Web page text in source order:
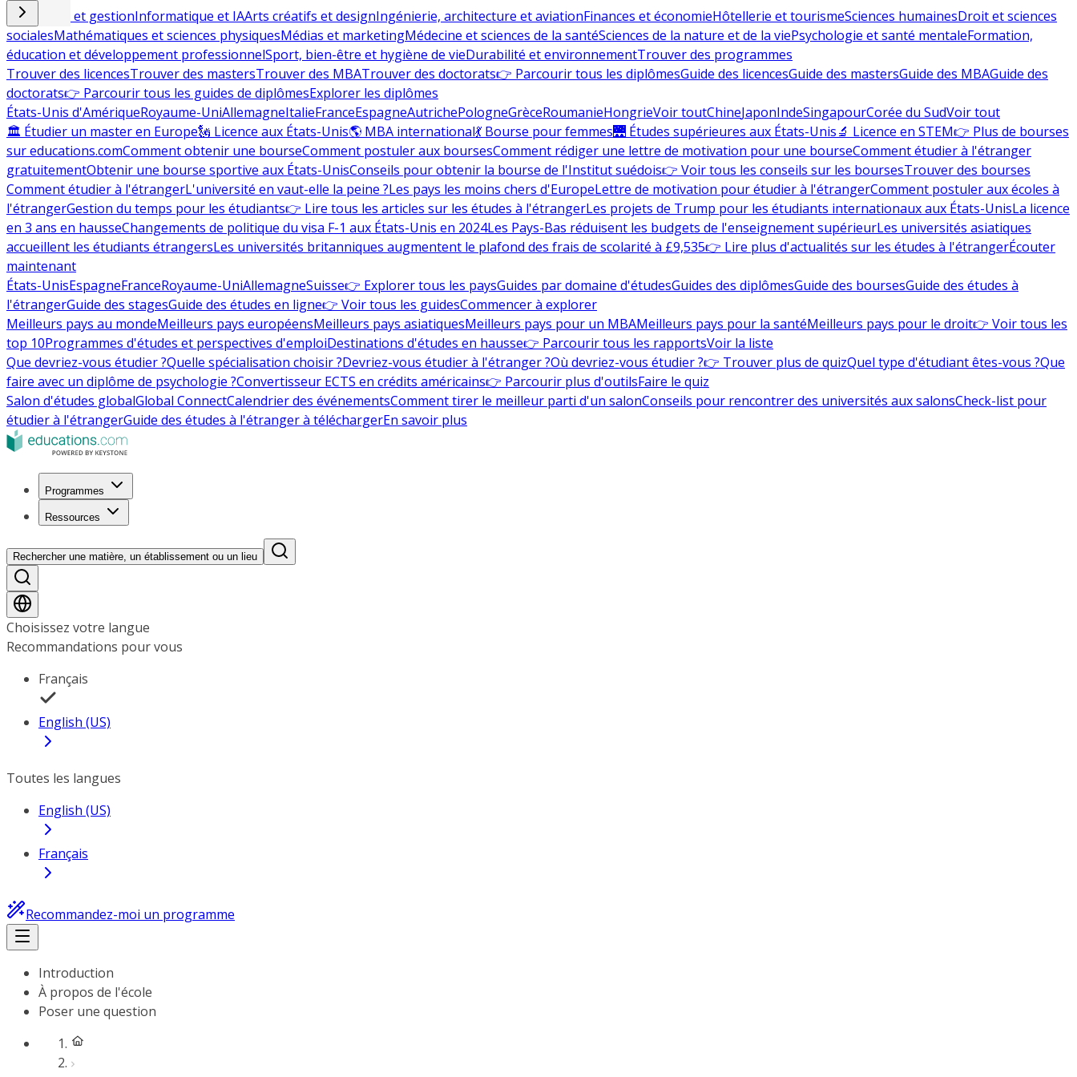
Commerce et gestionInformatique et IAArts créatifs et designIngénierie, architecture et aviationFinances et économieHôtellerie et tourismeSciences humainesDroit et sciences
socialesMathématiques et sciences physiquesMédias et marketingMédecine et sciences de la santéSciences de la nature et de la viePsychologie et santé mentaleFormation,
éducation et développement professionnelSport, bien-être et hygiène de vieDurabilité et environnementTrouver des programmes
Trouver des licencesTrouver des mastersTrouver des MBATrouver des doctorats👉 Parcourir tous les diplômesGuide des licencesGuide des mastersGuide des MBAGuide des
doctorats👉 Parcourir tous les guides de diplômesExplorer les diplômes
États-Unis d'AmériqueRoyaume-UniAllemagneItalieFranceEspagneAutrichePologneGrèceRoumanieHongrieVoir toutChineJaponIndeSingapourCorée du SudVoir tout
🏛 Étudier un master en Europe🗽 Licence aux États-Unis🌎 MBA international💃 Bourse pour femmes🌉 Études supérieures aux États-Unis🔬 Licence en STEM👉 Plus de bourses
sur educations.comComment obtenir une bourseComment postuler aux boursesComment rédiger une lettre de motivation pour une bourseComment étudier à l'étranger
gratuitementObtenir une bourse sportive aux États-UnisConseils pour obtenir la bourse de l'Institut suédois👉 Voir tous les conseils sur les boursesTrouver des bourses
Comment étudier à l'étrangerL'université en vaut-elle la peine ?Les pays les moins chers d'EuropeLettre de motivation pour étudier à l'étrangerComment postuler aux écoles à
l'étrangerGestion du temps pour les étudiants👉 Lire tous les articles sur les études à l'étrangerLes projets de Trump pour les étudiants internationaux aux États-UnisLa licence
en 3 ans en hausseChangements de politique du visa F-1 aux États-Unis en 2024Les Pays-Bas réduisent les budgets de l'enseignement supérieurLes universités asiatiques
accueillent les étudiants étrangersLes universités britanniques augmentent le plafond des frais de scolarité à £9,535👉 Lire plus d'actualités sur les études à l'étrangerÉcouter
maintenant
États-UnisEspagneFranceRoyaume-UniAllemagneSuisse👉 Explorer tous les paysGuides par domaine d'étudesGuides des diplômesGuide des boursesGuide des études à
l'étrangerGuide des stagesGuide des études en ligne👉 Voir tous les guidesCommencer à explorer
Meilleurs pays au mondeMeilleurs pays européensMeilleurs pays asiatiquesMeilleurs pays pour un MBAMeilleurs pays pour la santéMeilleurs pays pour le droit👉 Voir tous les
top 10Programmes d'études et perspectives d'emploiDestinations d'études en hausse👉 Parcourir tous les rapportsVoir la liste
Que devriez-vous étudier ?Quelle spécialisation choisir ?Devriez-vous étudier à l'étranger ?Où devriez-vous étudier ?👉 Trouver plus de quizQuel type d'étudiant êtes-vous ?Que
faire avec un diplôme de psychologie ?Convertisseur ECTS en crédits américains👉 Parcourir plus d'outilsFaire le quiz
Salon d'études globalGlobal ConnectCalendrier des événementsComment tirer le meilleur parti d'un salonConseils pour rencontrer des universités aux salonsCheck-list pour
étudier à l'étrangerGuide des études à l'étranger à téléchargerEn savoir plus
Programmes
Ressources
Rechercher une matière, un établissement ou un lieu
Choisissez votre langue
Recommandations pour vous
Français
English (US)
Toutes les langues
English (US)
Français
Recommandez-moi un programme
Introduction
À propos de l'école
Poser une question